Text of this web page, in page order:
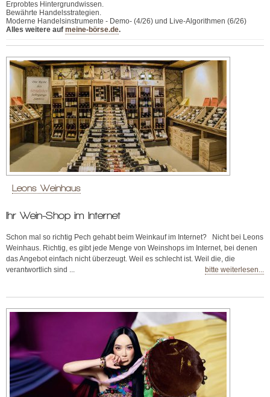
Erprobtes Hintergrundwissen.
Bewährte Handelsstrategien.
Moderne Handelsinstrumente - Demo- (4/26) und Live-Algorithmen (6/26)
Alles weitere auf meine-börse.de.
Leons Weinhaus
Ihr Wein-Shop im Internet
Schon mal so richtig Pech gehabt beim Weinkauf im Internet? Nicht bei Leons
Weinhaus. Richtig, es gibt jede Menge von Weinshops im Internet, bei denen
das Angebot einfach nicht überzeugt. Weil es schlecht ist. Weil die, die
verantwortlich sind ...
bitte weiterlesen...